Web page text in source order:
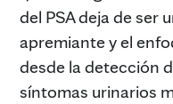
del PSA deja de ser
apremiante y el
desde la detección
síntomas urinarios